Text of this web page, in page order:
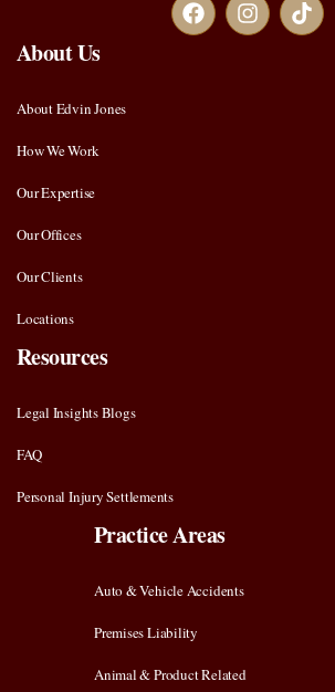
About Us
About Edvin Jones
How We Work
Our Expertise
Our Offices
Our Clients
Locations
Resources
Legal Insights Blogs
FAQ
Personal Injury Settlements
Practice Areas
Auto & Vehicle Accidents
Premises Liability
Animal & Product Related